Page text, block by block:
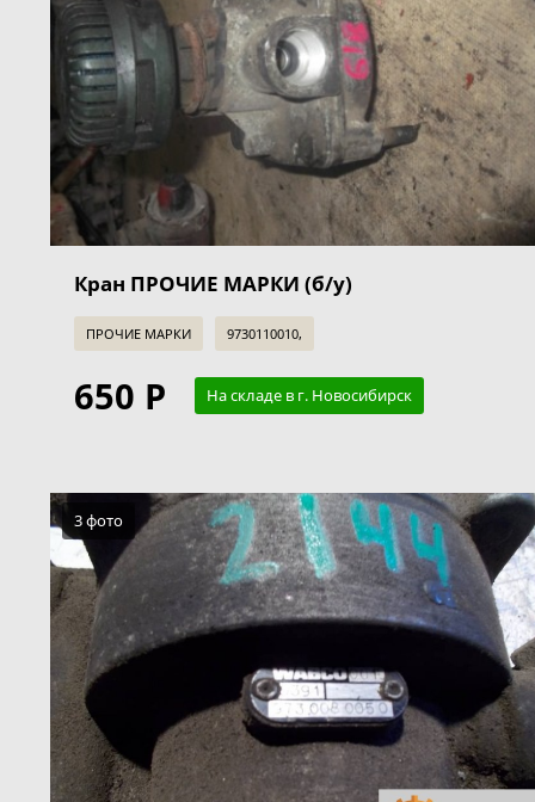
Кран ПРОЧИЕ МАРКИ (б/у)
ПРОЧИЕ МАРКИ 9730110010,
650 Р На складе в г. Новосибирск
3 фото